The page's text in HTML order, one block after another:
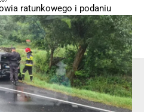
ratunkowego i podaniu
mężczyźnie, a następnie na
do śmigłowca.
-